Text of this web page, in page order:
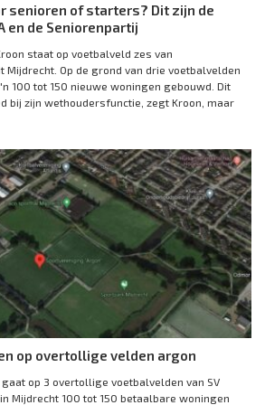
senioren of starters? Dit zijn de
en de Seniorenpartij
staat op voetbalveld zes van
Mijdrecht. Op de grond van drie voetbalvelden
100 tot 150 nieuwe woningen gebouwd. Dit
bij zijn wethoudersfunctie, zegt Kroon, maar
op overtollige velden argon
op 3 overtollige voetbalvelden van SV
Mijdrecht 100 tot 150 betaalbare woningen